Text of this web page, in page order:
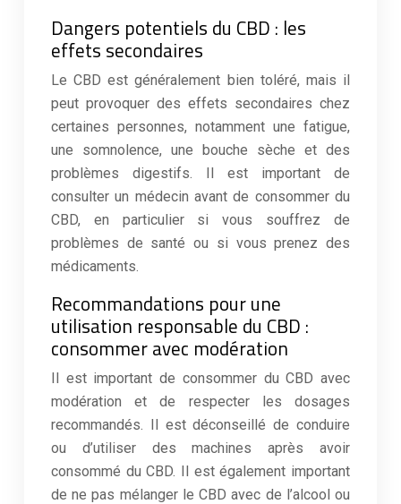
Dangers potentiels du CBD : les
effets secondaires
Le CBD est généralement bien toléré, mais il
peut provoquer des effets secondaires chez
certaines personnes, notamment une fatigue,
une somnolence, une bouche sèche et des
problèmes digestifs. Il est important de
consulter un médecin avant de consommer du
CBD, en particulier si vous souffrez de
problèmes de santé ou si vous prenez des
médicaments.
Recommandations pour une
utilisation responsable du CBD :
consommer avec modération
Il est important de consommer du CBD avec
modération et de respecter les dosages
recommandés. Il est déconseillé de conduire
ou d’utiliser des machines après avoir
consommé du CBD. Il est également important
de ne pas mélanger le CBD avec de l’alcool ou